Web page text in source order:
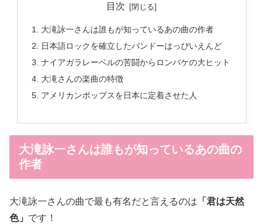
目次
大滝詠一さんは誰もが知っているあの曲の作者
日本語ロックを確立したバンドーはっぴいえんど
ナイアガラレーベルの苦闘からロンバケの大ヒット
大滝さんの楽曲の特徴
アメリカンポップスを日本に定着させた人
大滝詠一さんは誰もが知っているあの曲の
作者
大滝詠一さんの曲で最も有名だと言えるのは 「君は天然
色」 です！